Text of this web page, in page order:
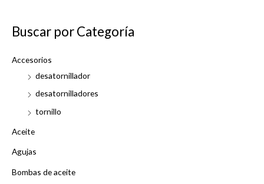
o
u
5
Buscar por Categoría
Accesorios
desatornillador
desatornilladores
tornillo
Aceite
Agujas
Bombas de aceite